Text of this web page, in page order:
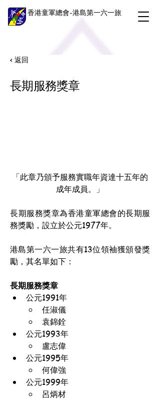
香港童軍總會-港島第一六一旅
< 返回
長期服務獎章
「此章乃頒予服務實職年資達十五年的
成年成員。」
長期服務獎章為香港童軍總會的長期服
務獎勵，設立於公元1977年。
港島第一六一旅共有13位領袖獲頒發獎
勵，其名單如下：
長期服務獎章
公元1991年
任淑儀
袁錦銓
公元1993年
盧志偉
公元1995年
何偉強
公元1999年
呂炳材